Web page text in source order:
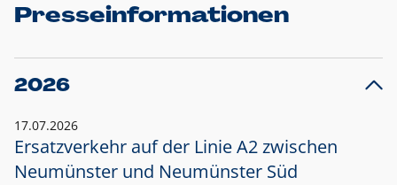
Presseinformationen
2026
17.07.2026
Ersatzverkehr auf der Linie A2 zwischen
Neumünster und Neumünster Süd